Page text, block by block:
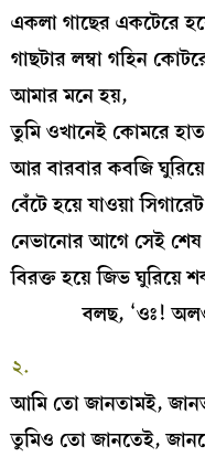
একলা গাছের একটেরে
গাছটার লম্বা গহিন
আমার মনে হয়,
তুমি ওখানেই কোমরে
আর বারবার কবজি
বেঁটে হয়ে যাওয়া
নেভানোর আগে সেই শেষ
বিরক্ত হয়ে জিভ ঘুরিয়ে
বলছ, ‘ওঃ!
২.
আমি তো জানতামই,
তুমিও তো জানতেই,